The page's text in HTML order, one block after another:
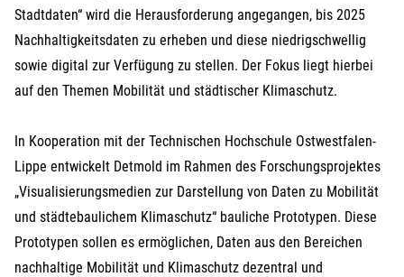
Stadtdaten“ wird die Herausforderung angegangen, bis 2025
Nachhaltigkeitsdaten zu erheben und diese niedrigschwellig
sowie digital zur Verfügung zu stellen. Der Fokus liegt hierbei
auf den Themen Mobilität und städtischer Klimaschutz.
In Kooperation mit der Technischen Hochschule Ostwestfalen-
Lippe entwickelt Detmold im Rahmen des Forschungsprojektes
„Visualisierungsmedien zur Darstellung von Daten zu Mobilität
und städtebaulichem Klimaschutz“ bauliche Prototypen. Diese
Prototypen sollen es ermöglichen, Daten aus den Bereichen
nachhaltige Mobilität und Klimaschutz dezentral und